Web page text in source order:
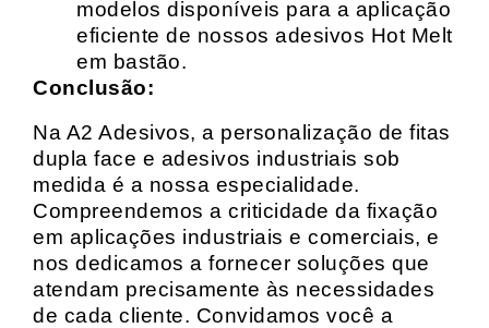
modelos disponíveis para a aplicação
eficiente de nossos adesivos Hot Melt
em bastão.
Conclusão:
Na A2 Adesivos, a personalização de fitas
dupla face e adesivos industriais sob
medida é a nossa especialidade.
Compreendemos a criticidade da fixação
em aplicações industriais e comerciais, e
nos dedicamos a fornecer soluções que
atendam precisamente às necessidades
de cada cliente. Convidamos você a